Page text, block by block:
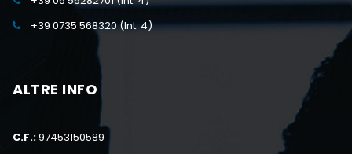
+39 0735 568320 (Int. 4)
ALTRE INFO
C.F.:97453150589